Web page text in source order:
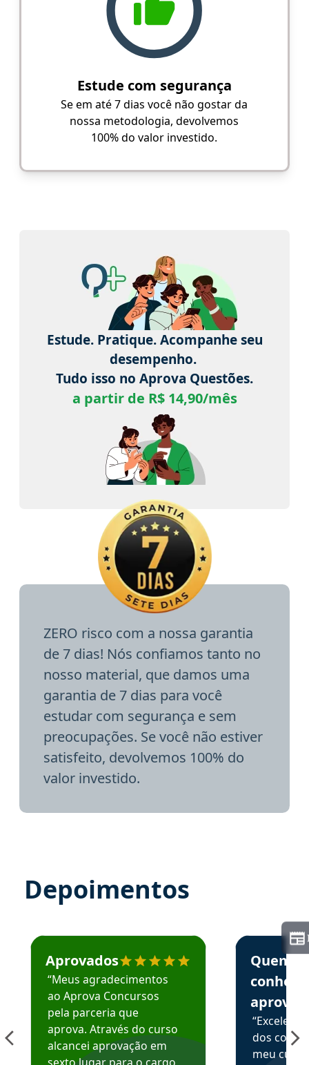
Estude com segurança
Se em até 7 dias você não gostar da
nossa metodologia, devolvemos
100% do valor investido.
Estude. Pratique. Acompanhe seu
desempenho.
Tudo isso no Aprova Questões.
a partir de R$ 14,90/mês
ZERO risco com a nossa garantia
de 7 dias! Nós confiamos tanto no
nosso material, que damos uma
garantia de 7 dias para você
estudar com segurança e sem
preocupações. Se você não estiver
satisfeito, devolvemos 100% do
valor investido.
Depoimentos
Estudante José recomenda o Aprova Concursos em
Aprovados
“Meus agradecimentos
ao Aprova Concursos
pela parceria que
aprova. Através do curso
alcancei aprovação em
Estudante
Quem
aprova
dos
meu